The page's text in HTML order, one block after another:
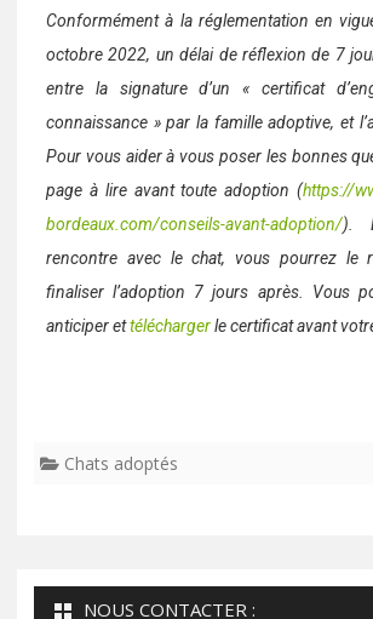
Conformément à la réglementation en
octobre 2022, un délai de réflexion de 7
entre la signature d’un « certificat
connaissance » par la famille adoptive, et
Pour vous aider à vous poser les bonnes
page à lire avant toute adoption (https://
bordeaux.com/conseils-avant-adoption/).
rencontre avec le chat, vous pourrez le
finaliser l’adoption 7 jours après. Vous
anticiper ettéléchargerle certificat avant
Chats adoptés
NOUS CONTACTER :